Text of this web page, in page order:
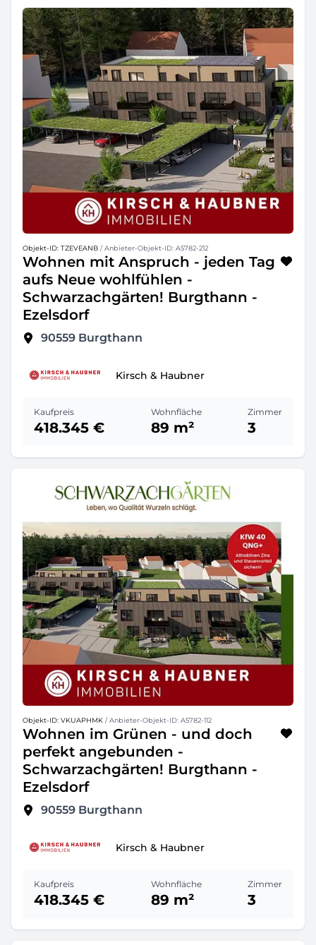
Objekt-ID: TZEVEANB / Anbieter-Objekt-ID: A5782-212
Wohnen mit Anspruch - jeden Tag
aufs Neue wohlfühlen -
Schwarzachgärten! Burgthann -
Ezelsdorf
90559 Burgthann
Kirsch & Haubner
Kaufpreis
418.345 €
Wohnfläche
89 m²
Zimmer
3
Objekt-ID: VKUAPHMK / Anbieter-Objekt-ID: A5782-112
Wohnen im Grünen - und doch
perfekt angebunden -
Schwarzachgärten! Burgthann -
Ezelsdorf
90559 Burgthann
Kirsch & Haubner
Kaufpreis
418.345 €
Wohnfläche
89 m²
Zimmer
3